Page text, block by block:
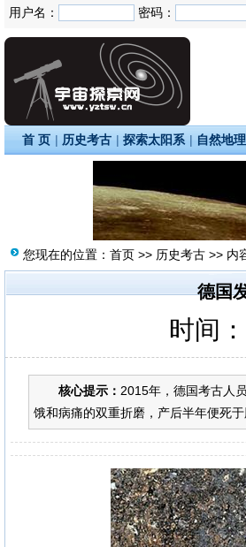
用户名： 密码：
首 页 | 历史考古 | 探索太阳系 | 自然地理
您现在的位置： 首页 >> 历史考古 >> 内
德国
时间
核心提示： 2015年，德国考古人
饿和病痛的双重折磨，产后半年便